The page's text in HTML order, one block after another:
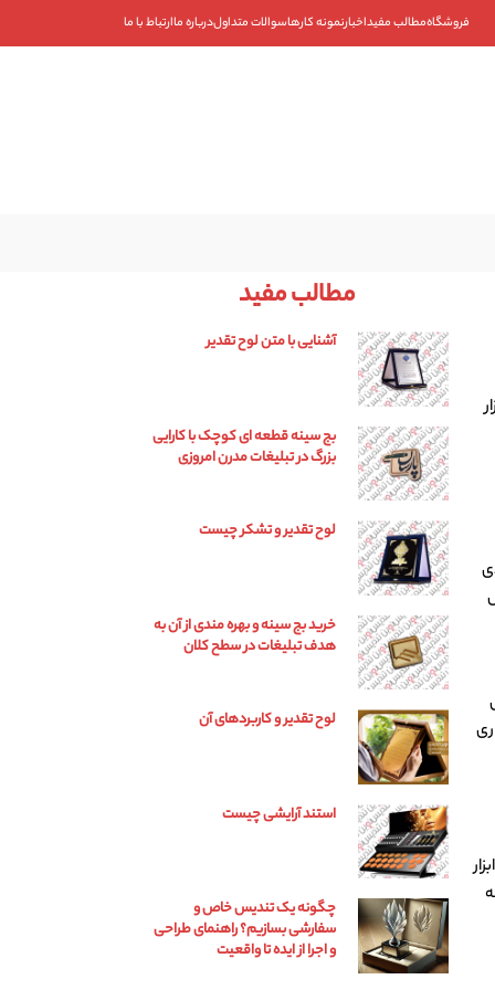
فروشگاهمطالب مفیداخبارنمونه کارهاسوالات متداولدرباره ماارتباط با ما
مطالب مفید
آشنایی با متن لوح تقدیر
بج سینه قطعه ای کوچک با کارایی
بزرگ در تبلیغات مدرن امروزی
لوح تقدیر و تشکر چیست
خرید بج سینه و بهره مندی از آن به
هدف تبلیغات در سطح کلان
لوح تقدیر و کاربردهای آن
استند آرایشی چیست
چگونه یک تندیس خاص و
سفارشی بسازیم؟ راهنمای طراحی
و اجرا از ایده تا واقعیت